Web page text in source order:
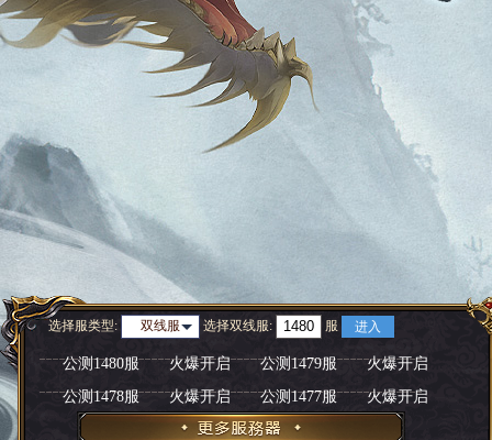
选择服类型: 双线服 选择双线服: 服 进入
公测1480服 火爆开启 公测1479服
火爆开启
公测1478服
火爆开启 公测1477服 火爆开启